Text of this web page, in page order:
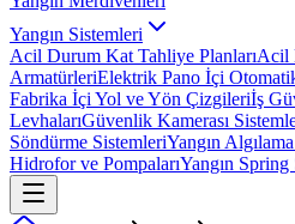
Yangın Sistemleri
Acil Durum Kat Tahliye PlanlarıAcil
ArmatürleriElektrik Pano İçi
Fabrika İçi Yol ve Yön Çizgileriİş
LevhalarıGüvenlik Kamerası
Söndürme SistemleriYangın
Hidrofor ve PompalarıYangın Spring